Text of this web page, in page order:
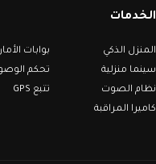
الخدمات
المنزل الذكي
سينما منزلية
نظام الصوت
كاميرا المراقبة
بوابات
تحكم
تتبع GPS